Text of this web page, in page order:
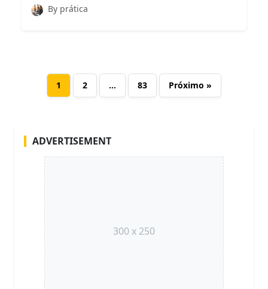
By prática
1 2 … 83 Próximo »
ADVERTISEMENT
300 x 250